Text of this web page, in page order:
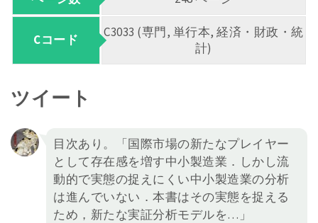
Cコード
C3033 (専門, 単行本, 経済・財政・統
計)
ツイート
目次あり。「国際市場の新たなプレイヤー
として存在感を増す中小製造業．しかし流
動的で実態の捉えにくい中小製造業の分析
は進んでいない．本書はその実態を捉える
ため，新たな実証分析モデルを…」